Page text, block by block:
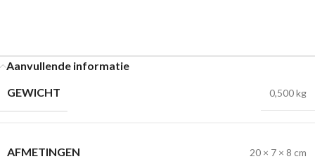
Aanvullende informatie
GEWICHT
0,500 kg
AFMETINGEN 20 × 7 × 8 cm